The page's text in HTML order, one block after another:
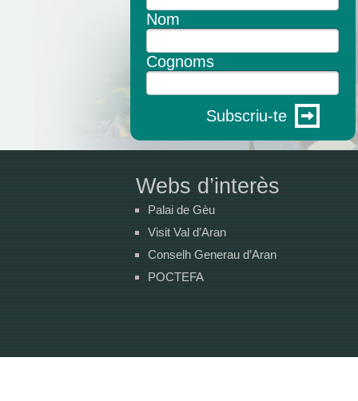
Nom
Cognoms
Subscriu-te
Webs d’interès
Palai de Gèu
Visit Val d’Aran
Conselh Generau d’Aran
POCTEFA